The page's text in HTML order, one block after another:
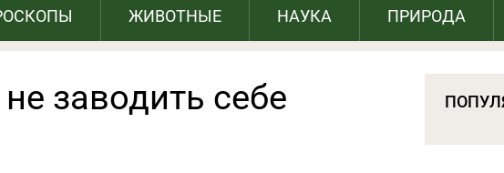
ЖИВОТНЫЕ НАУКА ПРИРОДА
заводить себе